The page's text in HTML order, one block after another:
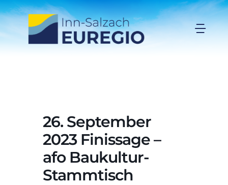
Zum
Inhalt
springen
Projekte
Förderungen
26. September
2023 Finissage –
afo Baukultur-
Stammtisch